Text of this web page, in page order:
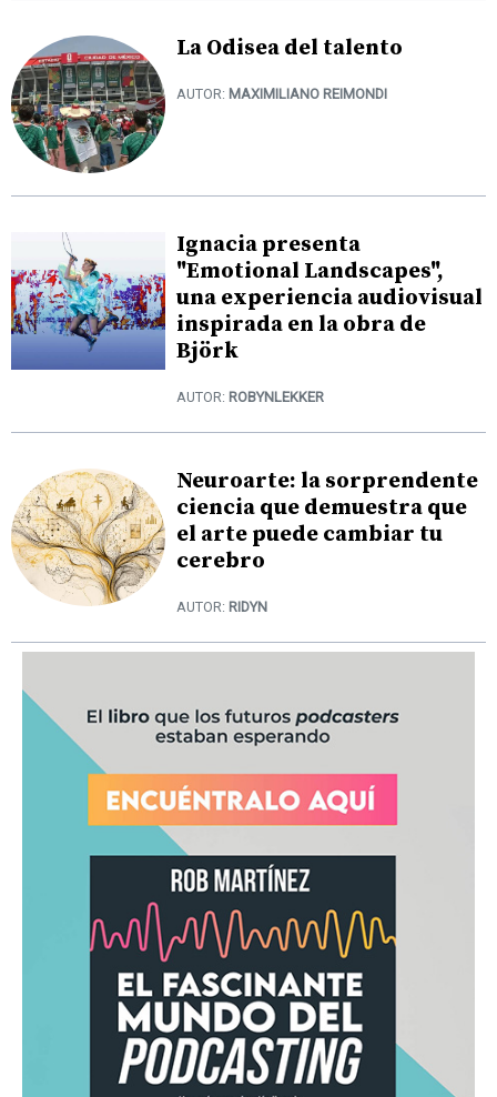
La Odisea del talento
AUTOR:MAXIMILIANO REIMONDI
Ignacia presenta
"Emotional Landscapes",
una experiencia audiovisual
inspirada en la obra de
Björk
AUTOR:ROBYNLEKKER
Neuroarte: la sorprendente
ciencia que demuestra que
el arte puede cambiar tu
cerebro
AUTOR:RIDYN